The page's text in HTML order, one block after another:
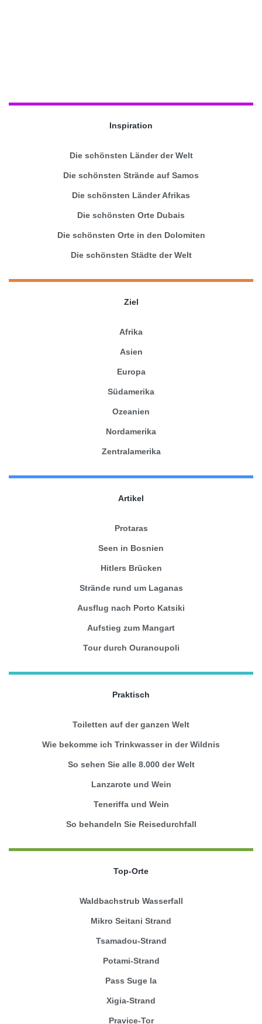
Inspiration
Die schönsten Länder der Welt
Die schönsten Strände auf Samos
Die schönsten Länder Afrikas
Die schönsten Orte Dubais
Die schönsten Orte in den Dolomiten
Die schönsten Städte der Welt
Ziel
Afrika
Asien
Europa
Südamerika
Ozeanien
Nordamerika
Zentralamerika
Artikel
Protaras
Seen in Bosnien
Hitlers Brücken
Strände rund um Laganas
Ausflug nach Porto Katsiki
Aufstieg zum Mangart
Tour durch Ouranoupoli
Praktisch
Toiletten auf der ganzen Welt
Wie bekomme ich Trinkwasser in der Wildnis
So sehen Sie alle 8.000 der Welt
Lanzarote und Wein
Teneriffa und Wein
So behandeln Sie Reisedurchfall
Top-Orte
Waldbachstrub Wasserfall
Mikro Seitani Strand
Tsamadou-Strand
Potami-Strand
Pass Suge la
Xigia-Strand
Pravice-Tor